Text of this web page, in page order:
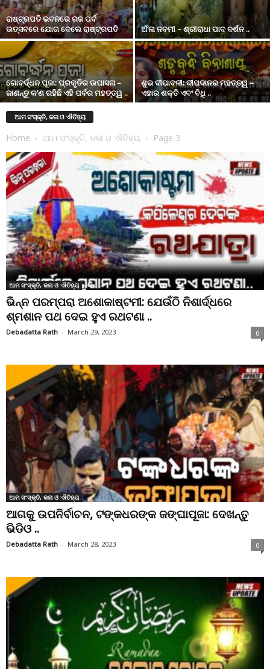
ରାଷ୍ଟ୍ରପତି ଭବନରେ ରଜ ପର୍ବ
ଉତ୍ସବରେ ଯୋଗ ଦେଲେ ରାଷ୍ଟ୍ରପତି
ଅଁ’ଳା ନବମୀ – ଶ୍ରୀରାଧା ପାଦ ଦର୍ଶନ ..
ଗୋବର୍ଦ୍ଧନ ପୂଜା: ପ୍ରକୃତିର ଉପାସନା –
ଜାଣନ୍ତୁ କ’ଣ ରହିଛି ଏହି ପର୍ବର ମହତ୍ତ୍ୱ ..
ଶୁଭ ଦୀପାବଳୀ: ଦୀପଦାନର ମହତ୍ତ୍ୱ –
ଏହାର ଶକ୍ତି ଏବଂ ବିଧି ..
ଆମ ସଂସ୍କୃତି, କଳା ଓ ଐତିହ୍ୟ
Home ଆମ ସଂସ୍କୃତି, କଳା ଓ ଐତିହ୍ୟ Page 3
ଆମ ସଂସ୍କୃତି, କଳା ଓ ଐତିହ୍ୟ
ଭିନ୍ନ ପରମ୍ପରା ଅଶୋକାଷ୍ଟମୀ: ଯେଉଁଠି ନିଶାର୍ଦ୍ଧରେ
ଶ୍ମଶାନ ପଥ ଦେଇ ହୁଏ ରଥଟଣା ..
Debadatta Rath - March 29, 2023 0
ଆମ ସଂସ୍କୃତି, କଳା ଓ ଐତିହ୍ୟ
ଆଗକୁ ଉପନିର୍ବାଚନ, ଟଙ୍କଧରଙ୍କ ଜଙ୍ଘାପୂଜା: ଦେଖନ୍ତୁ
ଭିଡିଓ ..
Debadatta Rath - March 28, 2023 0